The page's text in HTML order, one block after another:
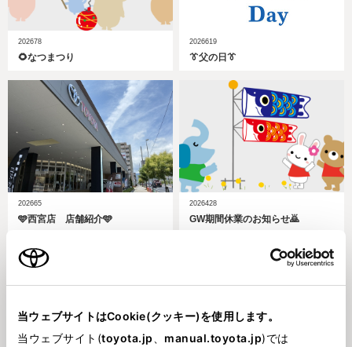
当ウェブサイトはCookie(クッキー)を使用します。
当ウェブサイト(toyota.jp manual.toyota.jp)では
202678
🌻なつまつり
2026619
👔父の日👔
202665
🩵西宮店 店舗紹介🩵
2026428
GW期間休業のお知らせ🙇